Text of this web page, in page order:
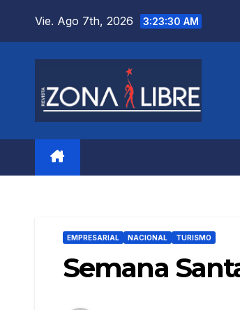
Vie. Ago 7th, 2026 3:23:31 AM
EMPRESARIAL NACIONAL TURISMO
Semana